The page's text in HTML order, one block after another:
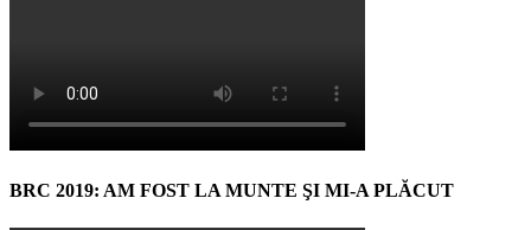
BRC 2019: AM FOST LA MUNTE ŞI MI-A PLĂCUT